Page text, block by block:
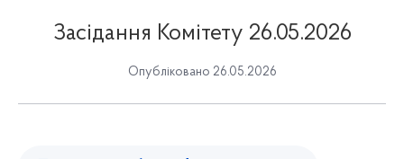
Засідання Комітету 26.05.2026
Опубліковано 26.05.2026